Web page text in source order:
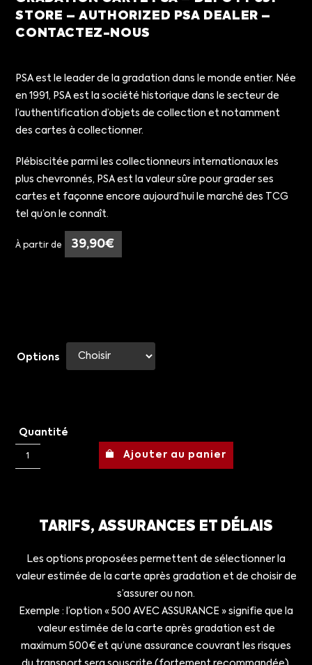
STORE – AUTHORIZED PSA DEALER –
CONTACTEZ-NOUS
PSA est le leader de la gradation dans le monde entier. Née
en 1991, PSA est la société historique dans le secteur de
l’authentification d’objets de collection et notamment
des cartes à collectionner.
Plébiscitée parmi les collectionneurs internationaux les
plus chevronnés, PSA est la valeur sûre pour grader ses
cartes et façonne encore aujourd’hui le marché des TCG
tel qu’on le connaît.
À partir de 39,90€
Options
Quantité
Ajouter au panier
TARIFS, ASSURANCES ET DÉLAIS
Les options proposées permettent de sélectionner la
valeur estimée de la carte après gradation et de choisir de
s’assurer ou non.
Exemple : l’option « 500 AVEC ASSURANCE » signifie que la
valeur estimée de la carte après gradation est de
maximum 500€ et qu’une assurance couvrant les risques